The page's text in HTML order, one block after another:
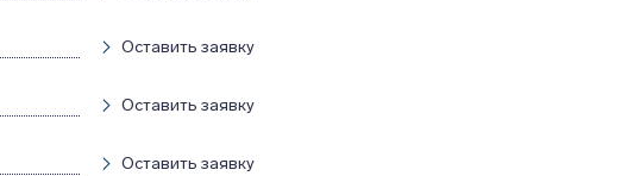
Оставить заявку
Оставить заявку
Оставить заявку